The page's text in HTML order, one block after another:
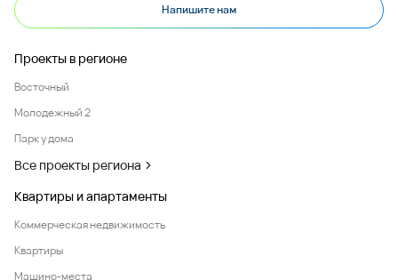
Напишите нам
Проекты в регионе
Восточный
Молодежный 2
Парк у дома
Все проекты региона
Квартиры и апартаменты
Коммерческая недвижимость
Квартиры
Машино-места